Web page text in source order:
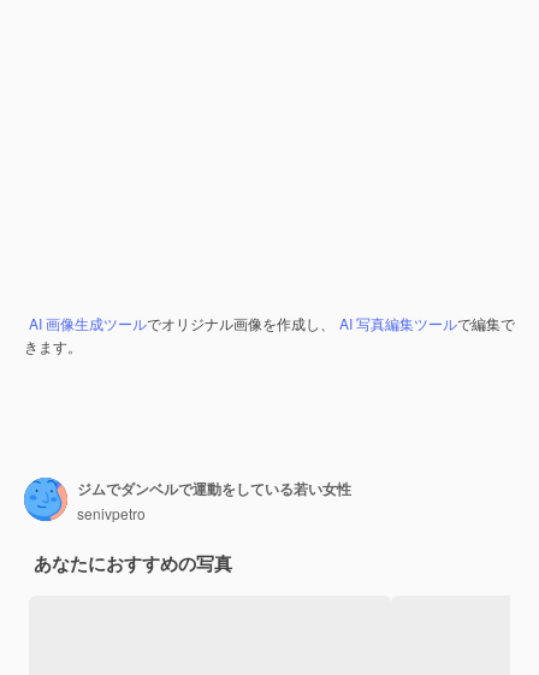
AI 画像生成ツールでオリジナル画像を作成し、 AI 写真編集ツールで編集で
きます。
ジムでダンベルで運動をしている若い女性
senivpetro
あなたにおすすめの写真